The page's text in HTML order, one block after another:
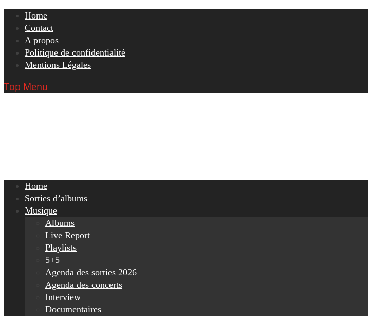
Skip
content
Home
Contact
A propos
Politique de confidentialité
Mentions Légales
Top Menu
Home
Sorties d’albums
Musique
Albums
Live Report
Playlists
5+5
Agenda des sorties 2026
Agenda des concerts
Interview
Documentaires